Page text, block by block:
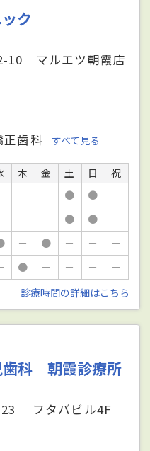
ク
10 マルエツ朝霞店
正歯科 すべて見る
木 金 土 日
祝
－ － ● ●
－
－ － ● ●
－
－ ● － －
－
● － － －
－
診療時間の詳細はこちら
歯科 朝霞診療所
23 フタバビル4F